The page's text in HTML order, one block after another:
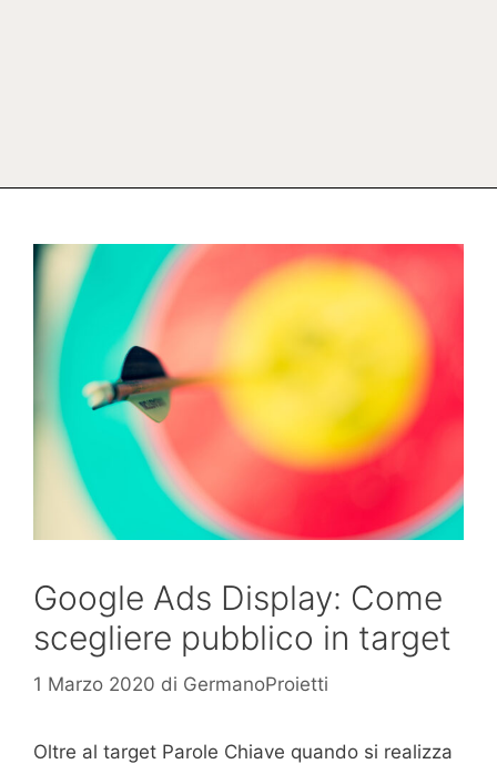
Google Ads Display: Come
scegliere pubblico in target
1 Marzo 2020 di GermanoProietti
Oltre al target Parole Chiave quando si realizza